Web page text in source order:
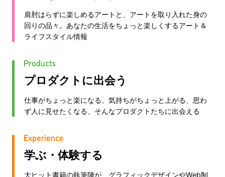
肩肘はらずに楽しめるアートと、アートを取り入れた身の
回りの品々。あなたの生活をちょっと楽しくするアート＆
ライフスタイル情報
プロダクトに出会う
仕事がちょっと楽になる、気持ちがちょっと上がる、思わ
ず人に見せたくなる、そんなプロダクトたちに出会える
学ぶ・体験する
大ヒット書籍の執筆陣が、グラフィックデザインやWeb制